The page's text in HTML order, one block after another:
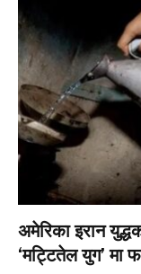
अमेरिका इरान
‘मट्टितेल युग’ मा